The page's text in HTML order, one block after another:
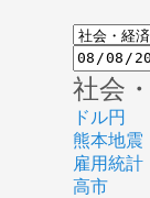
社会
ドル円
熊本地震
雇用統計
高市